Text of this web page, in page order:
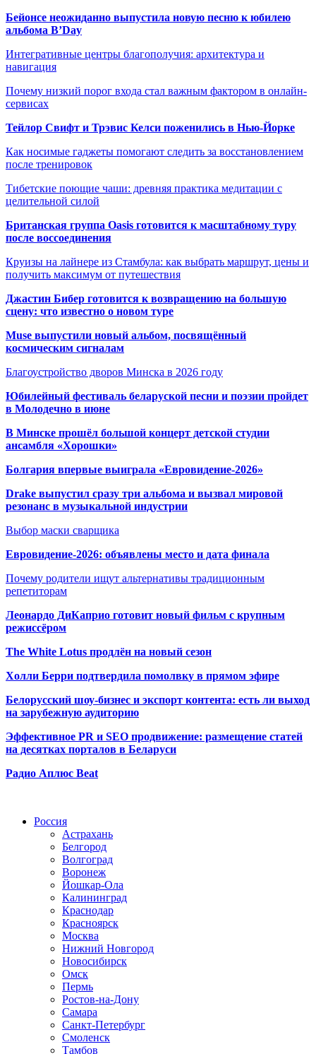
Бейонсе неожиданно выпустила новую песню к юбилею
альбома B’Day
Интегративные центры благополучия: архитектура и
навигация
Почему низкий порог входа стал важным фактором в онлайн-
сервисах
Тейлор Свифт и Трэвис Келси поженились в Нью-Йорке
Как носимые гаджеты помогают следить за восстановлением
после тренировок
Тибетские поющие чаши: древняя практика медитации с
целительной силой
Британская группа Oasis готовится к масштабному туру
после воссоединения
Круизы на лайнере из Стамбула: как выбрать маршрут, цены и
получить максимум от путешествия
Джастин Бибер готовится к возвращению на большую
сцену: что известно о новом туре
Muse выпустили новый альбом, посвящённый
космическим сигналам
Благоустройство дворов Минска в 2026 году
Юбилейный фестиваль беларуской песни и поэзии пройдет
в Молодечно в июне
В Минске прошёл большой концерт детской студии
ансамбля «Хорошки»
Болгария впервые выиграла «Евровидение-2026»
Drake выпустил сразу три альбома и вызвал мировой
резонанс в музыкальной индустрии
Выбор маски сварщика
Евровидение-2026: объявлены место и дата финала
Почему родители ищут альтернативы традиционным
репетиторам
Леонардо ДиКаприо готовит новый фильм с крупным
режиссёром
The White Lotus продлён на новый сезон
Холли Берри подтвердила помолвку в прямом эфире
Белорусский шоу-бизнес и экспорт контента: есть ли выход
на зарубежную аудиторию
Эффективное PR и SEO продвижение: размещение статей
на десятках порталов в Беларуси
Радио Аплюс Beat
Россия
Астрахань
Белгород
Волгоград
Воронеж
Йошкар-Ола
Калининград
Краснодар
Красноярск
Москва
Нижний Новгород
Новосибирск
Омск
Пермь
Ростов-на-Дону
Самара
Санкт-Петербург
Смоленск
Тамбов